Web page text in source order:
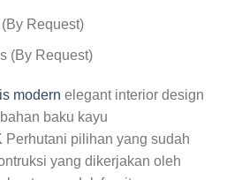
Request)
(By Request)
modern elegant interior design
baku kayu
Perhutani pilihan yang sudah
yang dikerjakan oleh